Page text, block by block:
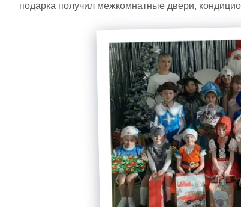
подарка получил межкомнатные двери,